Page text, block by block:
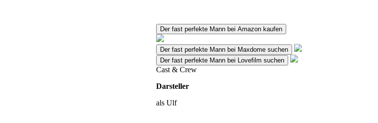
Der fast perfekte Mann bei Amazon kaufen
Der fast perfekte Mann bei Maxdome suchen
Der fast perfekte Mann bei Lovefilm suchen
Cast & Crew
Darsteller
als Ulf